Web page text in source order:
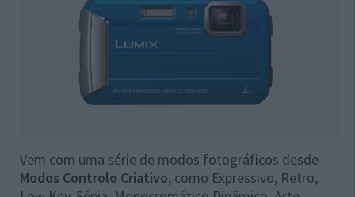
Vem com uma série de modos fotográficos desde
Modos Controlo Criativo, como Expressivo, Retro,